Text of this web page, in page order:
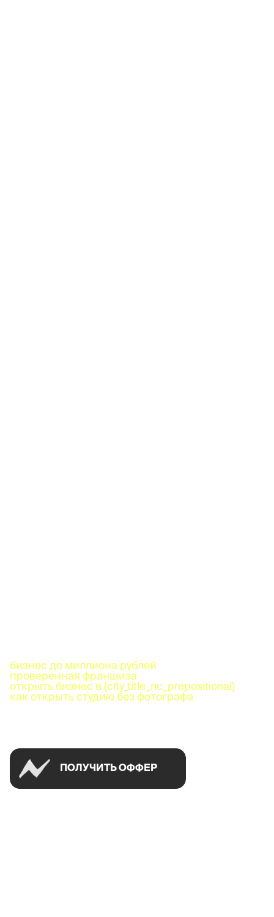
бизнес до миллиона рублей
проверенная франшиза
открыть бизнес в {city_title_nc_prepositional}
как открыть студию без фотографа
ПОЛУЧИТЬ ОФФЕР